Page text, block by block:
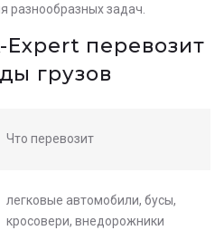
разнообразных задач.
Expert перевозит
грузов
Что перевозит
легковые автомобили, бусы,
кросовери, внедорожники